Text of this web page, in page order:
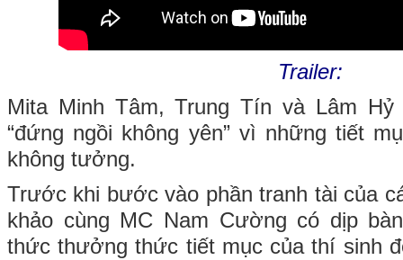
Trailer:
Mita Minh Tâm, Trung Tín và Lâm Hỷ
“đứng ngồi không yên” vì những tiết
không tưởng.
Trước khi bước vào phần tranh tài của
khảo cùng MC Nam Cường có dịp
thức thưởng thức tiết mục của thí sinh